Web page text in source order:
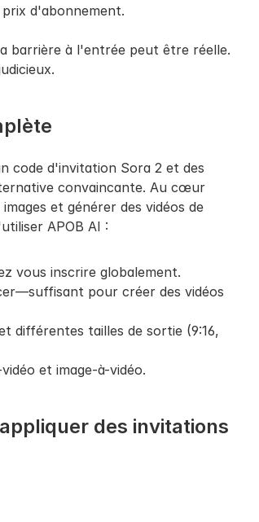
d'abonnement.
barrière à l'entrée peut être réelle.
code d'invitation Sora 2 et des
convaincante. Au cœur
et générer des vidéos de
APOB AI :
vous inscrire globalement.
pour créer des vidéos
différentes tailles de sortie (9:16,
et image-à-vidéo.
des invitations